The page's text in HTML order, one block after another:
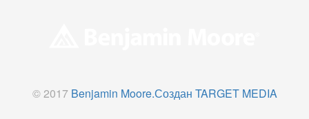
© 2017 Benjamin Moore.Создан TARGET MEDIA